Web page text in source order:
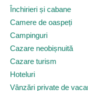
Închirieri și cabane
Camere de oaspeți
Campinguri
Cazare neobișnuită
Cazare turism
Hoteluri
Vânzări private de